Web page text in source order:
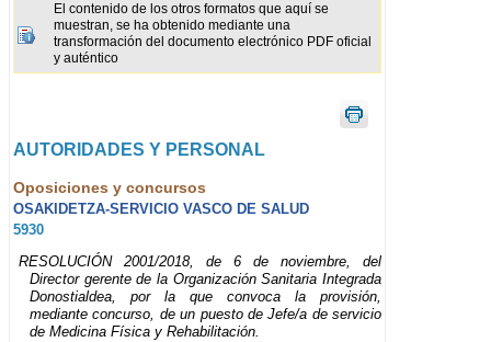
El contenido de los otros formatos que aquí se
muestran, se ha obtenido mediante una
transformación del documento electrónico PDF oficial
y auténtico
AUTORIDADES Y PERSONAL
Oposiciones y concursos
OSAKIDETZA-SERVICIO VASCO DE SALUD
5930
RESOLUCIÓN 2001/2018, de 6 de noviembre, del
Director gerente de la Organización Sanitaria Integrada
Donostialdea, por la que convoca la provisión,
mediante concurso, de un puesto de Jefe/a de servicio
de Medicina Física y Rehabilitación.